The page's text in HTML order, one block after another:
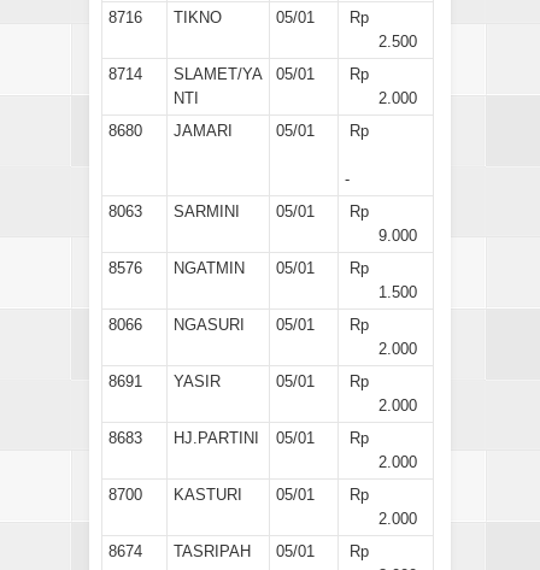
8716
TIKNO 05/01
Rp
2.500
8714
SLAMET/YA
NTI
05/01
Rp
2.000
8680
JAMARI 05/01 Rp
-
8063
SARMINI 05/01
Rp
9.000
8576
NGATMIN 05/01
Rp
1.500
8066
NGASURI 05/01
Rp
2.000
8691
YASIR 05/01
Rp
2.000
8683
HJ.PARTINI 05/01
Rp
2.000
8700
KASTURI 05/01
Rp
2.000
8674
TASRIPAH 05/01
Rp